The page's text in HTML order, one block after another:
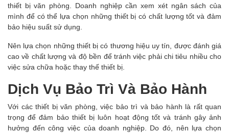
thiết bị văn phòng. Doanh nghiệp cần xem xét ngân sách của
mình để có thể lựa chọn những thiết bị có chất lượng tốt và đảm
bảo hiệu suất sử dụng.
Nên lựa chọn những thiết bị có thương hiệu uy tín, được đánh giá
cao về chất lượng và độ bền để tránh việc phải chi tiêu nhiều cho
việc sửa chữa hoặc thay thế thiết bị.
Dịch Vụ Bảo Trì Và Bảo Hành
Với các thiết bị văn phòng, việc bảo trì và bảo hành là rất quan
trọng để đảm bảo thiết bị luôn hoạt động tốt và tránh gây ảnh
hưởng đến công việc của doanh nghiệp. Do đó, nên lựa chọn